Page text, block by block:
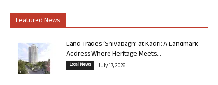
Featured News
Land Trades ‘Shivabagh’ at Kadri: A Landmark
Address Where Heritage Meets...
Local News July 17, 2026